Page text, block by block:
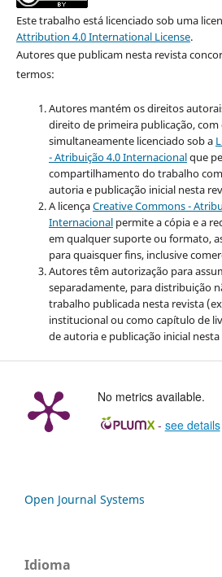
Este trabalho está licenciado sob uma
Attribution 4.0 International License.
Autores que publicam nesta revista
termos:
Autores mantém os direitos
direito de primeira publicação,
simultaneamente licenciado sob a
- Atribuição 4.0 Internacionalque
compartilhamento do trabalho
autoria e publicação inicial nesta
A licençaCreative Commons -
Internacionalpermite a cópia e a
em qualquer suporte ou formato,
para quaisquer fins, inclusive
Autores têm autorização para
separadamente, para distribuição
trabalho publicada nesta revista
institucional ou como capítulo de
de autoria e publicação inicial
No metrics available.
- see details
Open Journal Systems
Idioma